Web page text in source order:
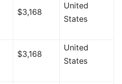
$3,168
United
States
$3,168
United
States